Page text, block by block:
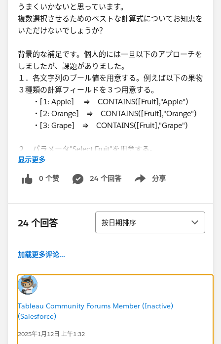
うまくいかないと思っています。
複数選択させるためのベストな計算式についてお知恵を
いただけないでしょうか？
背景的な補足です。個人的には一旦以下のアプローチを
しましたが、課題がありました。
１．各文字列のブール値を用意する。例えば以下の果物
３種類の計算フィールドを３つ用意する。
・[1: Apple] ⇒ CONTAINS([Fruit],"Apple")
・[2: Orange] ⇒ CONTAINS([Fruit],"Orange")​
・[3: Grape] ⇒ CONTAINS([Fruit],"Grape")
２．パラメータ"Select Fruit"を用意する。
・Value 1, Display As: Apple​
・Value 2, Display As: Orange
・Value 3, Display As: Grape​​
TRUEにする。
WHEN 2 THEN [2: Orange]=TRUE
​上記によりパラメータのApple or Orange or Grapedど
れかを選択すると、各ブール値のTRUEがフィルターと
なり、単一選択（ラジオボタン）のフィルターは実現で
しかしながら、関係者から、ラジオボダンではなく、複
显示更多
0 个赞 24 个回答 分享
Show menu
24 个回答 排序
按日期排序
加载更多评论...
Tableau Community Forums Member (Inactive)
(Salesforce)
2025年1月12日 上午1:32